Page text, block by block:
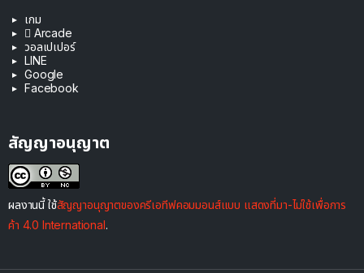
เกม
 Arcade
วอลเปเปอร์
LINE
Google
Facebook
สัญญาอนุญาต
ผลงานนี้ ใช้สัญญาอนุญาตของครีเอทีฟคอมมอนส์แบบ แสดงที่มา-ไม่ใช้เพื่อการ
ค้า 4.0 International.